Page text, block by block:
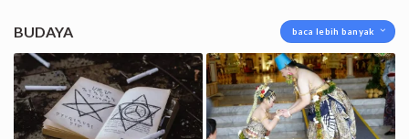
BUDAYA baca lebih banyak